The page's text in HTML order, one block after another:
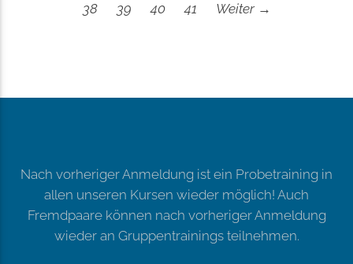
38
39 40 41 Weiter →
Nach vorheriger Anmeldung ist ein Probetraining in
allen unseren Kursen wieder möglich! Auch
Fremdpaare können nach vorheriger Anmeldung
wieder an Gruppentrainings teilnehmen.